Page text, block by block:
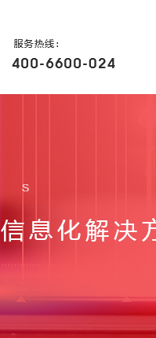
联系我们